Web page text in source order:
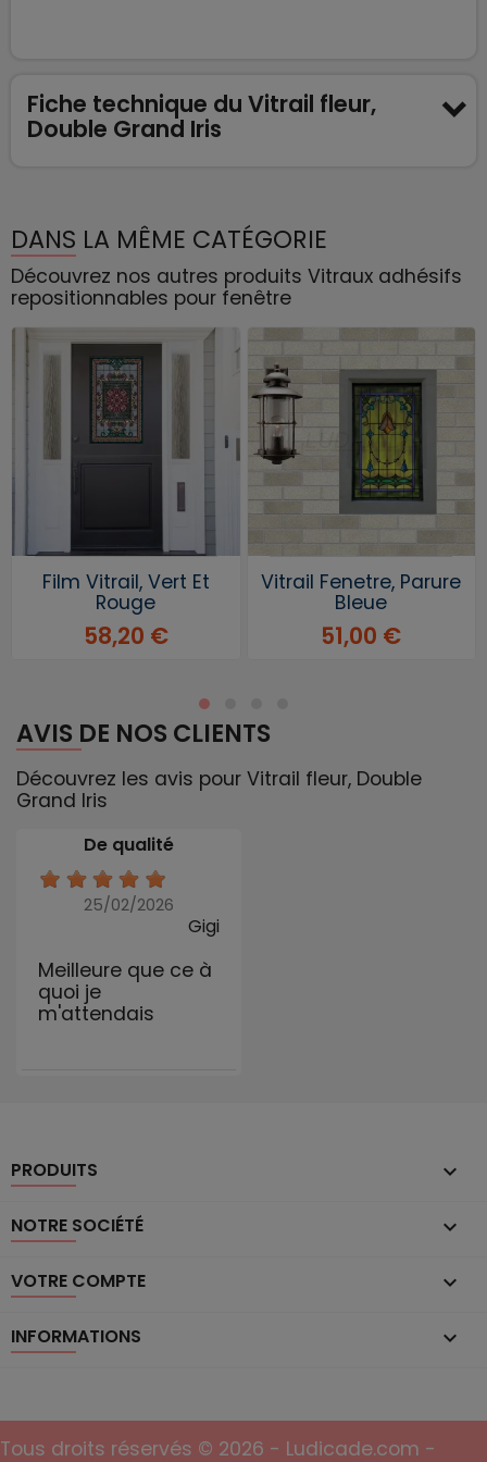
Fiche technique du Vitrail fleur,
Double Grand Iris
DANS LA MÊME CATÉGORIE
Découvrez nos autres produits Vitraux adhésifs
repositionnables pour fenêtre
Film Vitrail, Vert Et
Rouge
58,20 €
Vitrail Fenetre, Parure
Bleue
51,00 €
AVIS DE NOS CLIENTS
Découvrez les avis pour Vitrail fleur, Double
Grand Iris
De qualité
25/02/2026
Gigi
Meilleure que ce à
quoi je
m'attendais
PRODUITS 
NOTRE SOCIÉTÉ 
VOTRE COMPTE 
INFORMATIONS keyboard_arrow_down
Tous droits réservés © 2026 - Ludicade.com -